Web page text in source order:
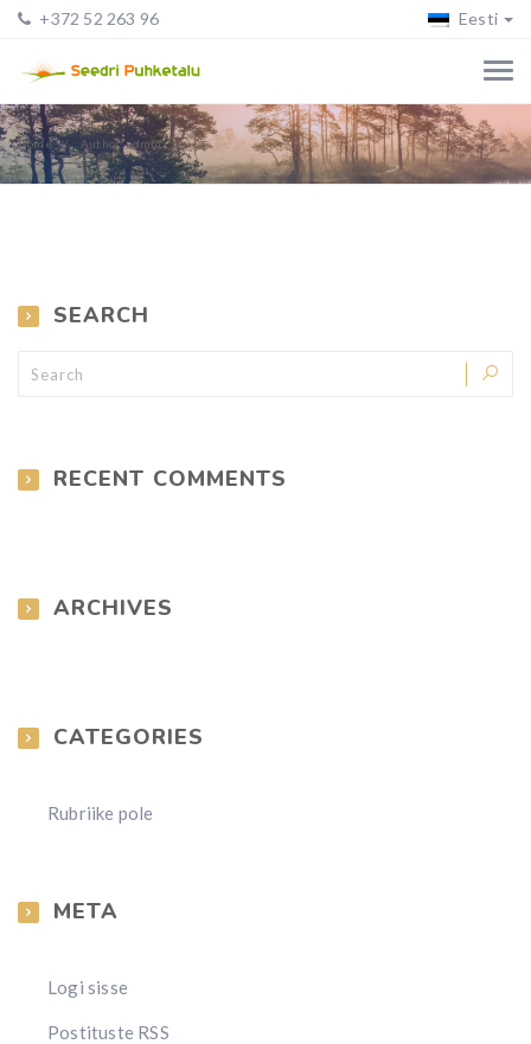
+372 52 263 96 Eesti
Home Author: admin
SEARCH
RECENT COMMENTS
ARCHIVES
CATEGORIES
Rubriike pole
META
Logi sisse
Postituste RSS